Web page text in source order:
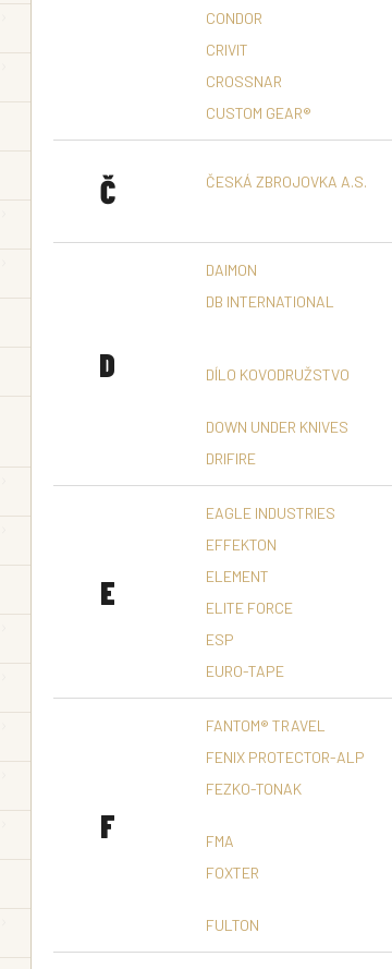
CONDOR
CRIVIT
CROSSNAR
CUSTOM GEAR®
Č ČESKÁ ZBROJOVKA A.S.
D
DAIMON
DB INTERNATIONAL
DÍLO KOVODRUŽSTVO
DOWN UNDER KNIVES
DRIFIRE
E
EAGLE INDUSTRIES
EFFEKTON
ELEMENT
ELITE FORCE
ESP
EURO-TAPE
F
FANTOM® TRAVEL
FENIX PROTECTOR-ALP
FEZKO-TONAK
FMA
FOXTER
FULTON